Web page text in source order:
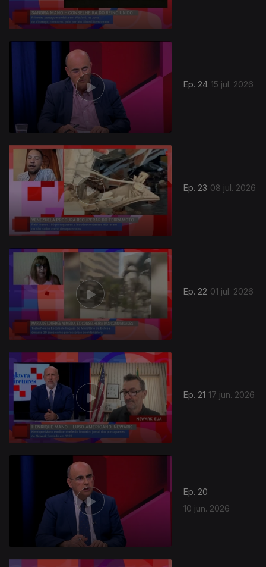
Ep. 24 15 jul. 2026
Ep. 23 08 jul. 2026
Ep. 22 01 jul. 2026
Ep. 21 17 jun. 2026
Ep. 20
10 jun. 2026